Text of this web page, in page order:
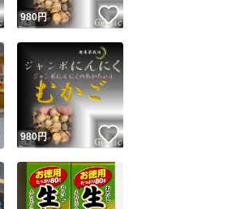
このユーザーは高頻度で24時間以内に発送しています
このユーザーは設定した発送日数内に発送しています
いいね！
980円 いいね！
いいね！
980円 いいね！